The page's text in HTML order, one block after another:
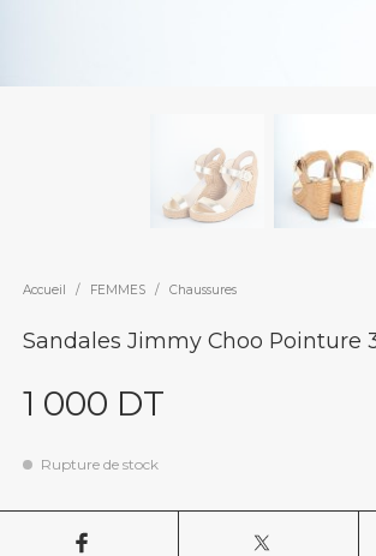
Accueil / FEMMES / Chaussures
Sandales Jimmy Choo Pointure
1 000 DT
Rupture de stock